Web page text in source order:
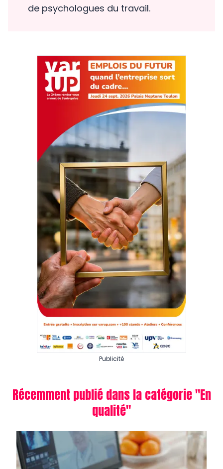
de psychologues du travail.
Publicité
Récemment publié dans la catégorie "En
qualité"